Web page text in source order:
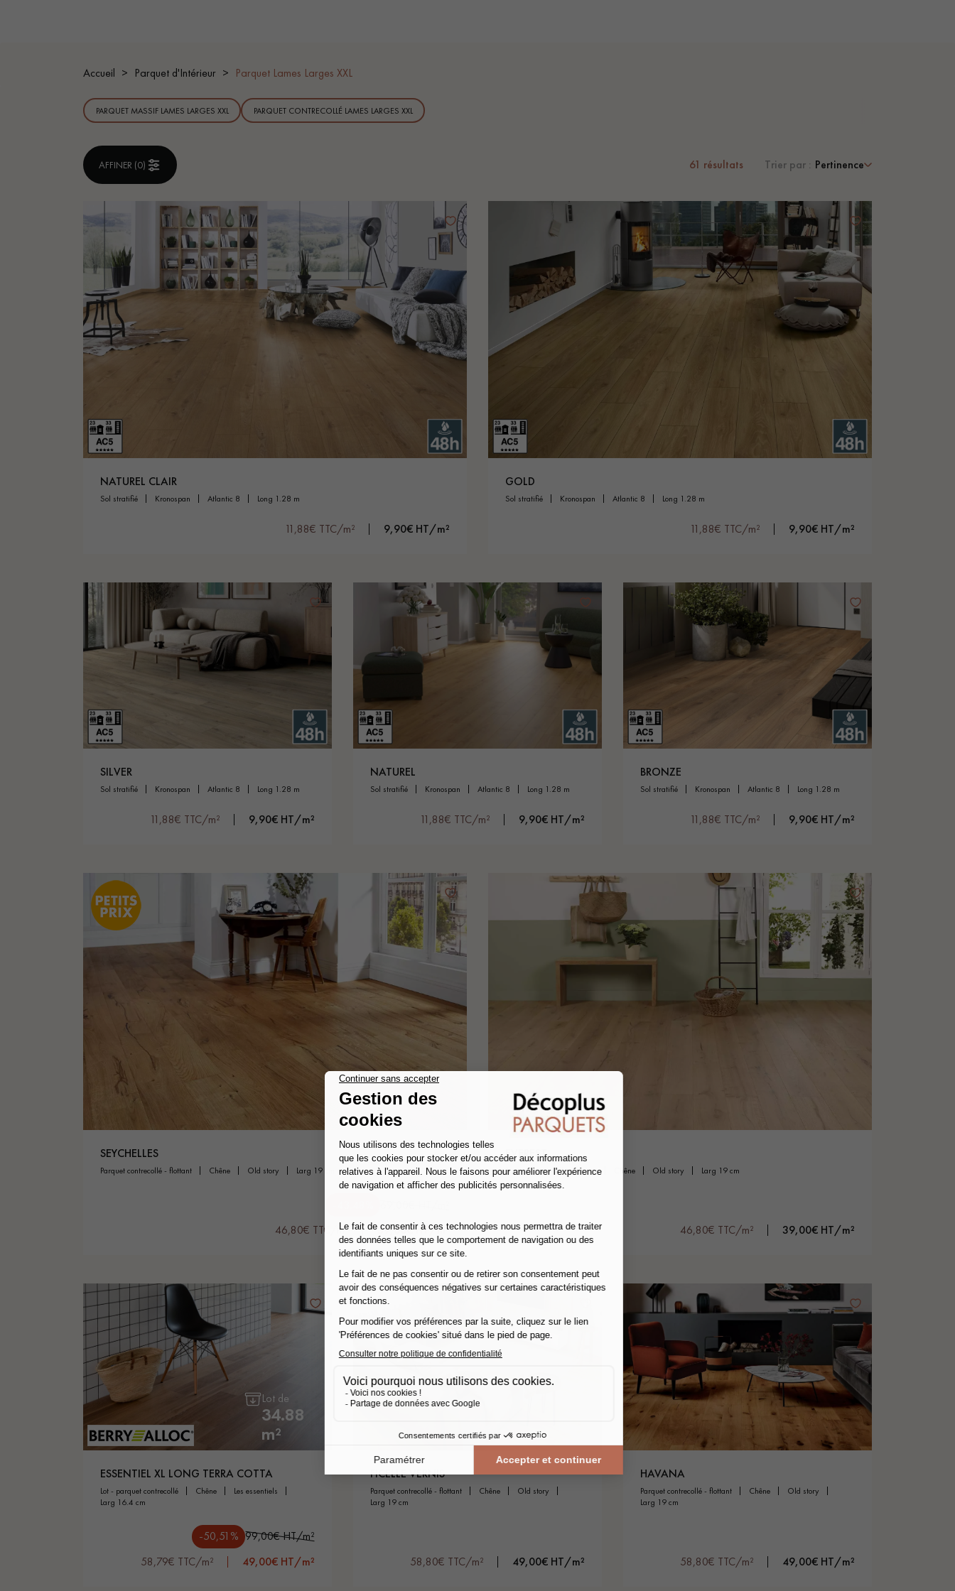
Nos conseillers sont disponibles au
VOUS AVEZ UN PROJET ?
Nos experts sont à votre disposition pour vous guider pas à pas dans le choix et la pose de votre parquet.
Un expert Décoplus Parquets vous
Demandez un rendez-vous
personnalisé
Accueil Parquet d'Intérieur Parquet Lames Larges XXL
PARQUET MASSIF LAMES LARGES XXL PARQUET CONTRECOLLÉ LAMES LARGES XXL
AFFINER (0) 61 résultats Trier par : Pertinence
NATUREL CLAIR
sol stratifié kronospan atlantic 8 long 1.28 m
11,88€ TTC/m² 9,90€ HT/m²
GOLD
sol stratifié kronospan atlantic 8 long 1.28 m
11,88€ TTC/m² 9,90€ HT/m²
SILVER
sol stratifié kronospan atlantic 8 long 1.28 m
11,88€ TTC/m² 9,90€ HT/m²
NATUREL
sol stratifié kronospan atlantic 8 long 1.28 m
11,88€ TTC/m² 9,90€ HT/m²
BRONZE
sol stratifié kronospan atlantic 8 long 1.28 m
11,88€ TTC/m² 9,90€ HT/m²
SEYCHELLES
parquet contrecollé - flottant chêne old story larg 19 cm
46,80€ TTC/m²
39,00€ HT/m²
EVEREST
parquet contrecollé - flottant chêne old story larg 19 cm
46,80€ TTC/m² 39,00€ HT/m²
Lot de
34.88
m²
ESSENTIEL XL LONG TERRA COTTA
lot - parquet contrecollé chêne
les essentiels
larg 16.4 cm
-50,51% 99,00€ HT/m²
58,79€ TTC/m²
49,00€ HT/m²
FICELLE VERNIS
parquet contrecollé - flottant chêne
old story
larg 19 cm
58,80€ TTC/m² 49,00€ HT/m²
HAVANA
parquet contrecollé - flottant chêne
old story
larg 19 cm
58,80€ TTC/m² 49,00€ HT/m²